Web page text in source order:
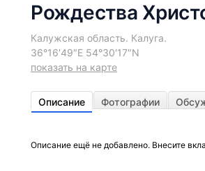
Рождества
Калужская область. Калуга.
36°16′49″E 54°30′17″N
показать на карте
Описание Фотографии
Описание ещё не добавлено. Внесите